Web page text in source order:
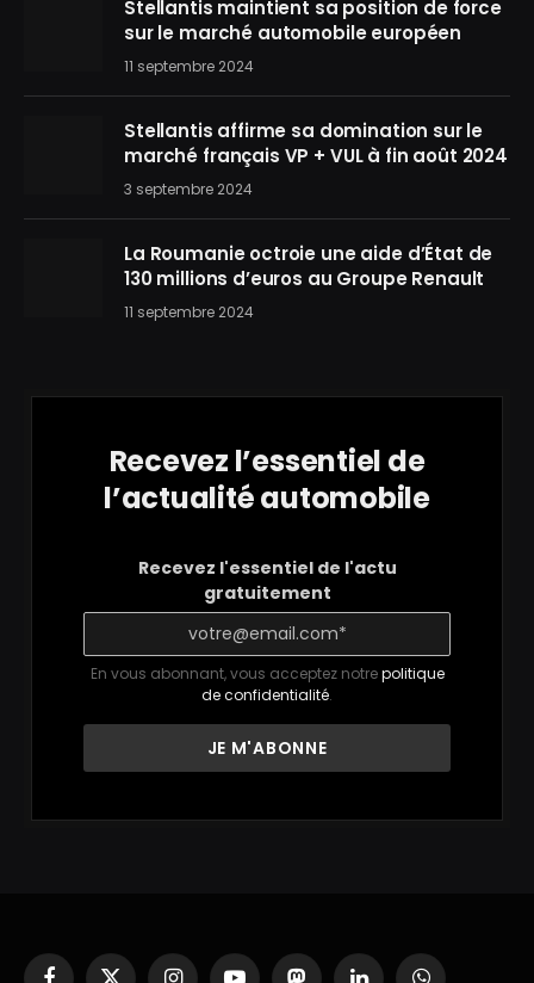
Stellantis maintient sa position de force
sur le marché automobile européen
11 septembre 2024
Stellantis affirme sa domination sur le
marché français VP + VUL à fin août 2024
3 septembre 2024
La Roumanie octroie une aide d’État de
130 millions d’euros au Groupe Renault
11 septembre 2024
Recevez l’essentiel de
l’actualité automobile
Recevez l'essentiel de l'actu
gratuitement
En vous abonnant, vous acceptez notrepolitique
de confidentialité.